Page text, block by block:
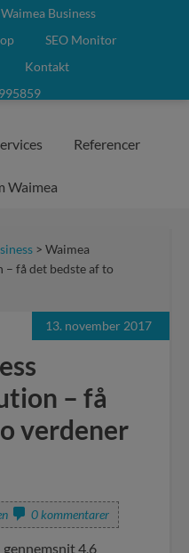
Waimea Business
SEO Monitor
Kontakt
Referencer
Waimea
> Waimea
– få det bedste af to
13. november 2017
– få
verdener
0 kommentarer
gennemsnit4,6